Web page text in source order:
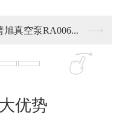
单级旋片
优势